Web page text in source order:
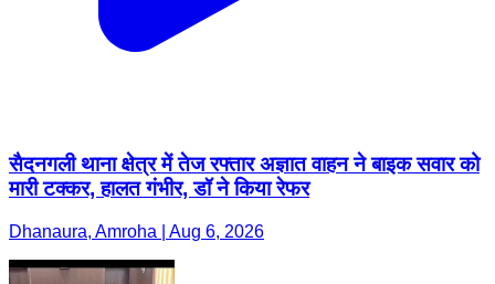
सैदनगली थाना क्षेत्र में तेज रफ्तार अज्ञात वाहन ने बाइक सवार को
मारी टक्कर, हालत गंभीर, डॉ ने किया रेफर
Dhanaura, Amroha | Aug 6, 2026